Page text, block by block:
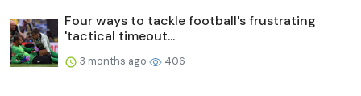
Four ways to tackle football's frustrating
'tactical timeout...
3 months ago 406